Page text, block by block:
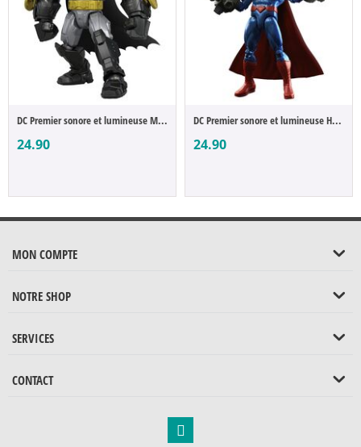
DC Premier sonore et lumineuse Mecha Suit...
24.90
DC Premier sonore et lumineuse Heat Visio...
24.90
MON COMPTE
NOTRE SHOP
SERVICES
CONTACT